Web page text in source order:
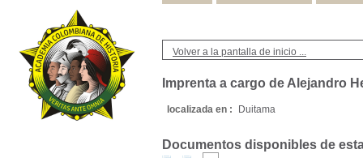
Volver a la pantalla de inicio ...
Imprenta a cargo de Alejandro
localizada en : Duitama
Documentos disponibles de